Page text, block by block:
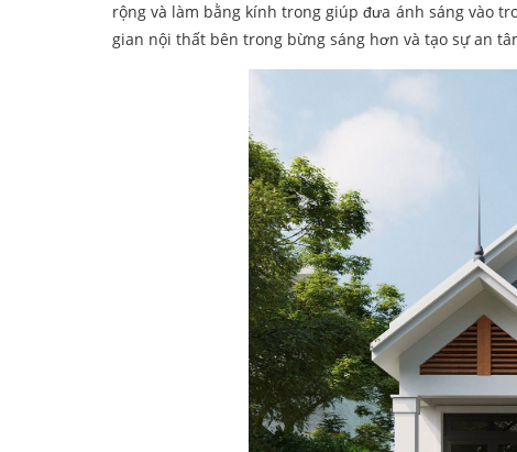
rộng và làm bằng kính trong giúp đưa ánh sáng vào
gian nội thất bên trong bừng sáng hơn và tạo sự an